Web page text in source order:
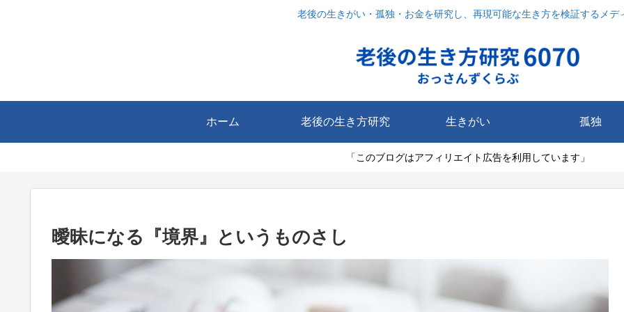
老後の生きがい・孤独・お金を研究し、再現可能な生き方を検証するメデ
ホーム 老後の生き方研究 生きがい 孤独
「このブログはアフィリエイト広告を利用しています」
曖昧になる『境界』というものさし